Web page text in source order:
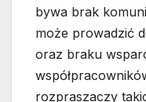
bywa brak
może prowadzić
oraz braku
rozpraszaczy